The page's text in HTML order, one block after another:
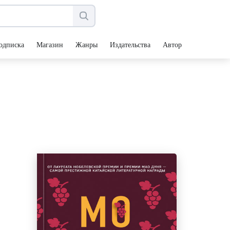
Магазин Жанры Издательства Авторы